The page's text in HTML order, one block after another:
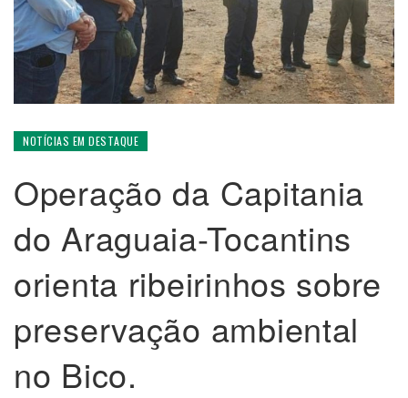
NOTÍCIAS EM DESTAQUE
Operação da Capitania
do Araguaia-Tocantins
orienta ribeirinhos sobre
preservação ambiental
no Bico.